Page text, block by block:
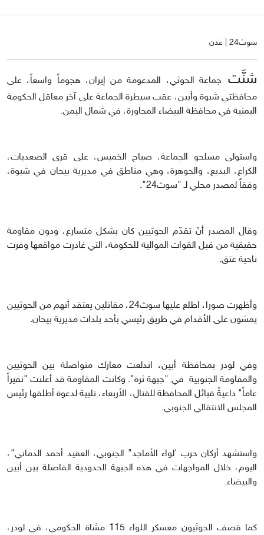
سوث24 | عدن
شنَّت
جماعة الحوثي، المدعومة من إيران، هجوماً واسعاً، على
محافظتي شبوة وأبين، عقب سيطرة الجماعة على آخر معاقل الحكومة
اليمنية في محافظة البيضاء المجاورة، في شمال اليمن.
واستولى مسلحو الجماعة، صباح الخميس، على قرى الصعديات،
الكراع، البديع، والجوهرة، وهي مناطق في مديرية بيحان في شبوة،
وفقاً لمصدر محلي لـ "سوث24".
وقال المصدر أنّ تقدّم الحوثيين كان بشكل متسارع، ودون مقاومة
حقيقية من قبل القوات الموالية للحكومة، التي غادرت مواقعها وفرت
ناحية عتق.
وأظهرت صورا، اطلع عليها سوث24، مقاتلين يعتقد أنهم من الحوثيين
يمشون على الأقدام في طريق رئيسي بأحد بلدات مديرية بيحان.
وفي لودر بمحافظة أبين، اندلعت معارك متواصلة بين الحوثيين
والمقاومة الجنوبية في "جبهة ثرة". وكانت المقاومة قد أعلنت "نفيراً
عاماً" داعيةً قبائل المحافظة للقتال، الأربعاء، تلبية لدعوة أطلقها رئيس
المجلس الانتقالي الجنوبي.
واستشهد أركان حرب 'لواء الأماجد" الجنوبي، العقيد أحمد الدماني"،
اليوم، خلال المواجهات في هذه الجبهة الحدودية الفاصلة بين أبين
والبيضاء.
كما قصف الحوثيون معسكر اللواء 115 مشاة الحكومي، في لودر،